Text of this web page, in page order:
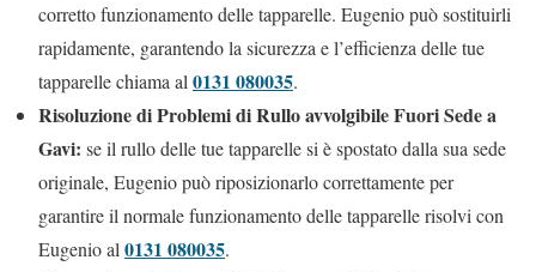
corretto funzionamento delle tapparelle. Eugenio può sostituirli
rapidamente, garantendo la sicurezza e l’efficienza delle tue
tapparelle chiama al0131 080035.
Risoluzione di Problemi di Rullo avvolgibile Fuori Sede a
Gavi: se il rullo delle tue tapparelle si è spostato dalla sua sede
originale, Eugenio può riposizionarlo correttamente per
garantire il normale funzionamento delle tapparelle risolvi con
Eugenio al0131 080035.